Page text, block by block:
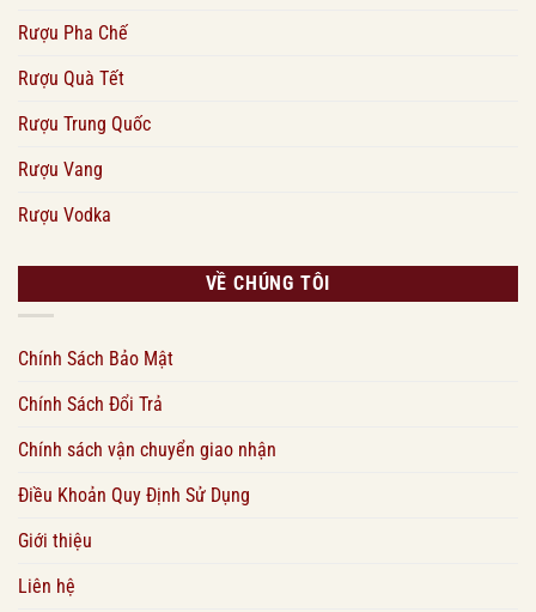
Rượu Pha Chế
Rượu Quà Tết
Rượu Trung Quốc
Rượu Vang
Rượu Vodka
VỀ CHÚNG TÔI
Chính Sách Bảo Mật
Chính Sách Đổi Trả
Chính sách vận chuyển giao nhận
Điều Khoản Quy Định Sử Dụng
Giới thiệu
Liên hệ